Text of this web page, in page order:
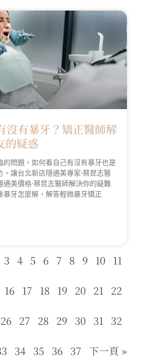
沒有暴牙？矯正醫師解
的疑惑
的問題，如何看自己有沒有暴牙也是
。讓台北新店隱適美專家-蔡昆志醫
適美價格-蔡昆志醫師解決你的疑難
暴牙怎麼解，解答輕微暴牙矯正
3 4 5 6 7 8 9 10 11
16 17 18 19 20 21 22
26 27 28 29 30 31 32
34 35 36 37 下一頁 »